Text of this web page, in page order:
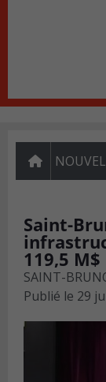
Saint-
119,5 M$
SAINT-
Publié le 29